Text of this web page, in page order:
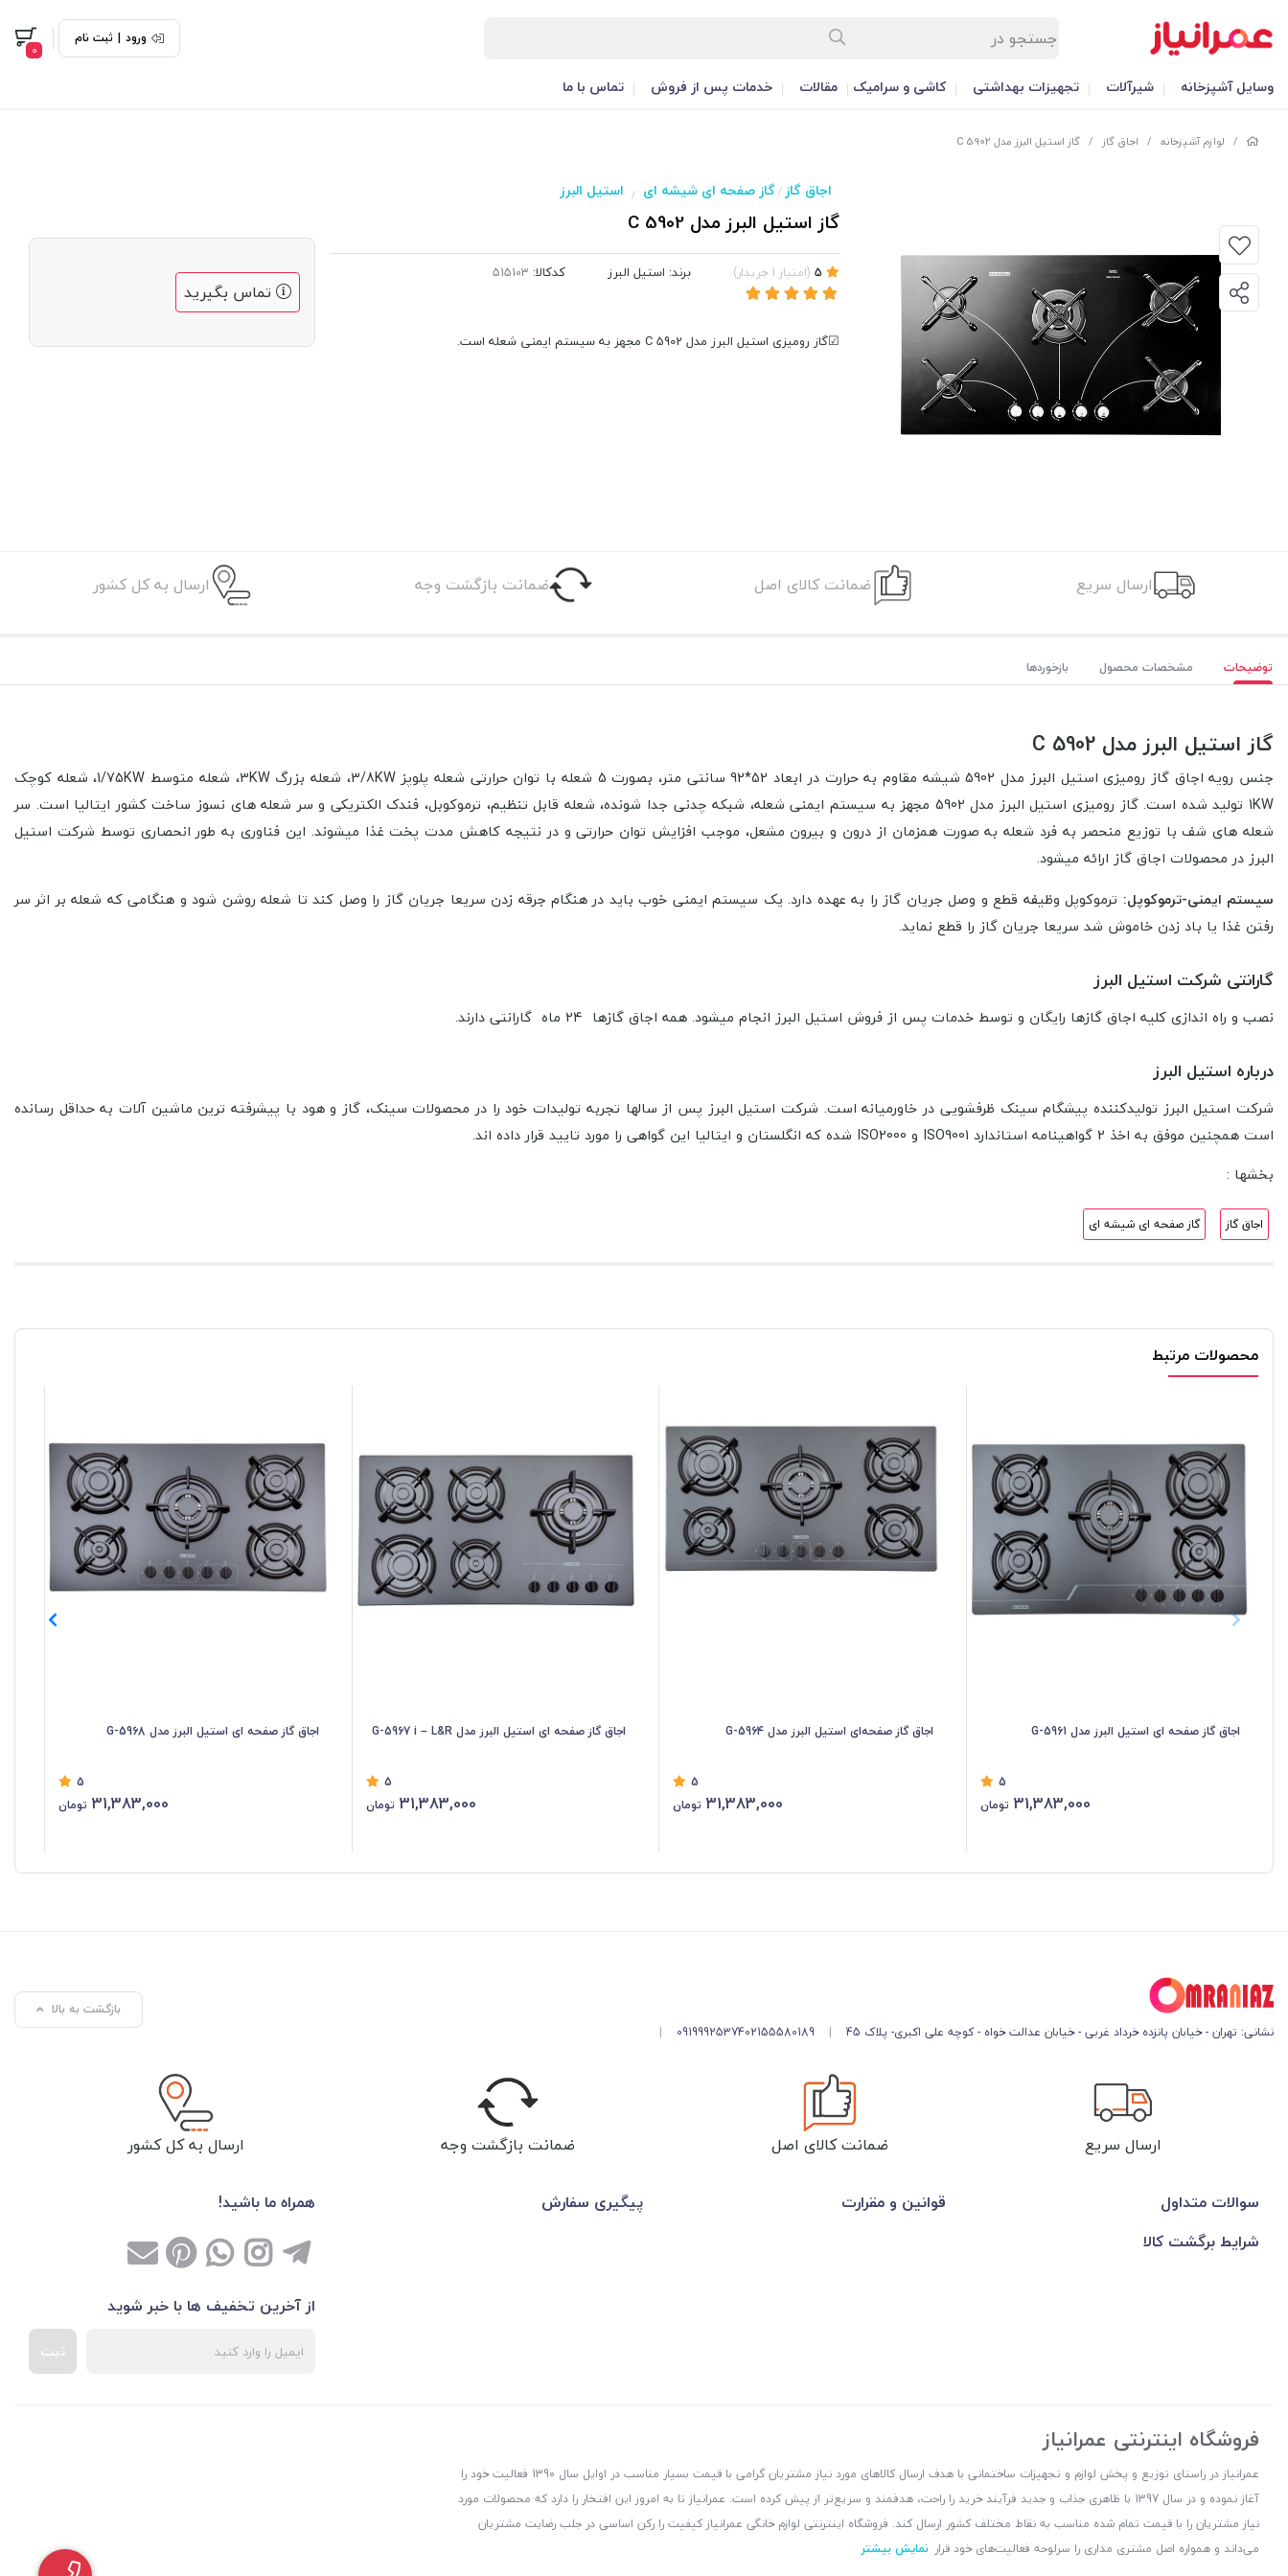
ورود | ثبت نام
0
وسایل آشپزخانه شیرآلات تجهیزات بهداشتی کاشی و سرامیک مقالات خدمات پس از فروش تماس با ما
/ لوازم آشپزخانه / اجاق گاز / گاز استیل البرز مدل C 5902
اجاق گاز/گاز صفحه ای شیشه ای / استیل البرز
گاز استیل البرز مدل C 5902
(امتیاز 1 خریدار) برند: استیل البرز کدکالا:
☑گاز رومیزی استیل البرز مدل C 5902 مجهز به سیستم ایمنی شعله است.
تماس بگیرید
ارسال سریع ضمانت کالای اصل ضمانت بازگشت وجه ارسال به کل کشور
توضیحات مشخصات محصول بازخوردها
گاز استیل البرز مدل C 5902
جنس رویه اجاق گاز رومیزی استیل البرز مدل 5902 شيشه مقاوم به حرارت در ابعاد 52*92 سانتی متر، بصورت 5 شعله با توان حرارتی شعله پلوپز 3/8KW، شعله بزرگ 3KW،
شعله متوسط 1/75KW، شعله کوچک
1KW تولید شده است. گاز رومیزی استیل البرز مدل 5902 مجهز به سیستم ایمنی شعله، شبکه چدنی جدا شونده، شعله قابل تنظیم، ترموکوبل، فندک الکتریکی و سر شعله های نسوز ساخت کشور ایتالیا
است. سر
شعله های شف با توزیع منحصر به فرد شعله به صورت همزمان از درون و بیرون مشعل، موجب افزایش توان حرارتی و در نتیجه کاهش مدت پخت غذا میشوند. این فناوری به طور انحصاری توسط شرکت استیل
البرز در محصولات اجاق گاز ارائه میشود.
سیستم ایمنی-ترموکوپل: ترموکوپل وظیفه قطع و وصل جریان گاز را به عهده دارد. یک سیستم ایمنی خوب باید در هنگام جرقه زدن سریعا جریان گاز را وصل کند تا شعله روشن شود و هنگامی که شعله بر اثر سر
رفتن غذا یا باد زدن خاموش شد سریعا جریان گاز را قطع نماید.
گارانتی شرکت استیل البرز
نصب و راه اندازی کلیه اجاق گازها رایگان و توسط خدمات پس از فروش استیل البرز انجام میشود. همه اجاق گازها 24 ماه گارانتی دارند.
درباره استیل البرز
شرکت استیل البرز تولیدکننده پیشگام سینک ظرفشویی در خاورمیانه است. شرکت استیل البرز پس از سالها تجربه تولیدات خود را در محصولات سینک، گاز و هود با پیشرفته ترین ماشین آلات به حداقل رسانده
است همچنین موفق به اخذ 2 گواهینامه استاندارد ISO9001 و ISO2000 شده که انگلستان و ایتالیا این گواهی را مورد تایید قرار داده اند.
بخشها :
اجاق گاز گاز صفحه ای شیشه ای
محصولات مرتبط
اجاق گاز صفحه ای استیل البرز مدل G-5961
5
31,383,000 تومان
اجاق گاز صفحه‌ای استیل البرز مدل G-5964
5
31,383,000 تومان
اجاق گاز صفحه ای استیل البرز مدل G-5967 i – L&R
5
31,383,000 تومان
اجاق گاز صفحه ای استیل البرز مدل G-5968
5
31,383,000 تومان
نشانی: تهران - خیابان پانزده خرداد غربی - خیابان عدالت خواه - کوچه علی اکبری- پلاک 45 |
02155580189
09199925374
|
بازگشت به بالا
ارسال سریع ضمانت کالای اصل ضمانت بازگشت وجه ارسال به کل کشور
سوالات متداول قوانین و مقرارت
پیگیری سفارش
شرایط برگشت کالا
همراه ما باشید!
از آخرین تخفیف ها با خبر شوید
ثبت
فروشگاه اینترنتی عمرانیاز
عمرانیاز در راستای توزیع و پخش لوازم و تجهیزات ساختمانی با هدف ارسال کالاهای مورد نیاز مشتریان گرامی با قیمت بسیار مناسب در اوایل سال 1390 فعالیت خود را
آغاز نموده و در سال 1397 با ظاهری جذاب و جدید فرآیند خرید را راحت، هدفمند و سریع‌تر از پیش کرده است. عمرانیاز تا به امروز این افتخار را دارد که محصولات مورد
نیاز مشتریان را با قیمت تمام شده مناسب به نقاط مختلف کشور ارسال کند. فروشگاه اینترنتی لوازم خانگی عمرانیاز کیفیت را رکن اساسی در جلب رضایت مشتریان
می‌داند و همواره اصل مشتری مداری را سرلوحه فعالیت‌های خود قرار نمایش بیشتر